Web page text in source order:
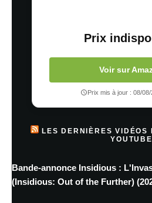
Prix
Voir sur
Prix mis à jour : 08/
LES DERNIÈRES VIDÉOS
YOUTUBE
Bande-annonce Insidious :
(Insidious: Out of the Further)